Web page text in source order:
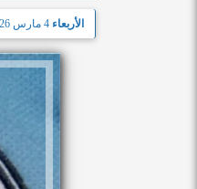
الأربعاء 4 مارس 2026